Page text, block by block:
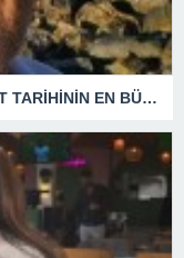
EMEKLİLERE YAŞATILAN CUMHURİYET TARİHİNİN EN BÜYÜK ZULMÜNÜN DERİN ANALİZİ !